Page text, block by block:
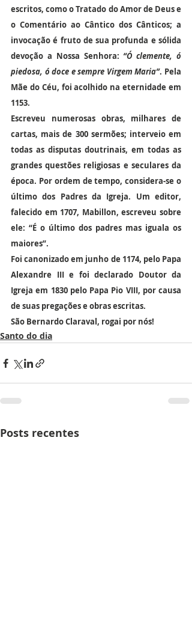
escritos, como o Tratado do Amor de Deus e
o Comentário ao Cântico dos Cânticos; a
invocação é fruto de sua profunda e sólida
devoção a Nossa Senhora: “Ó clemente, ó
piedosa, ó doce e sempre Virgem Maria”. Pela
Mãe do Céu, foi acolhido na eternidade em
1153.
Escreveu numerosas obras, milhares de
cartas, mais de 300 sermões; interveio em
todas as disputas doutrinais, em todas as
grandes questões religiosas e seculares da
época. Por ordem de tempo, considera-se o
último dos Padres da Igreja. Um editor,
falecido em 1707, Mabillon, escreveu sobre
ele: “É o último dos padres mas iguala os
maiores”.
Foi canonizado em junho de 1174, pelo Papa
Alexandre III e foi declarado Doutor da
Igreja em 1830 pelo Papa Pio VIII, por causa
de suas pregações e obras escritas.
São Bernardo Claraval, rogai por nós!
Santo do dia
Posts recentes